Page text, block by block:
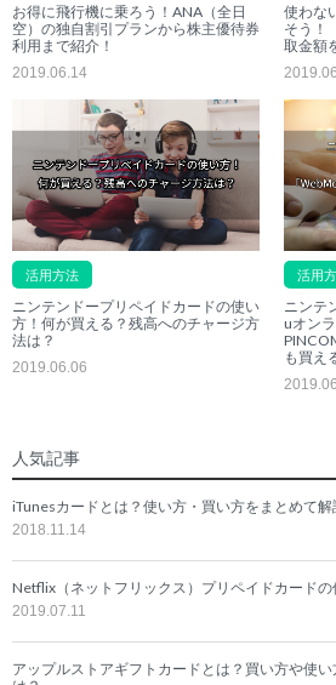
お得に飛行機に乗ろう！ANA（全日
空）の独自割引プランから株主優待券
利用まで紹介！
2019.06.14
使わな
そう！
取金額
活用方法
ニンテンドープリペイドカードの使い
方！何が買える？残高へのチャージ方
法は？
2019.06.06
活用
ニンテ
uオン
も買え
人気記事
iTunesカードとは？使い方・買い方をまとめて解
2018.11.14
Netflix（ネットフリックス）プリペイドカードの
2019.07.11
アップルストアギフトカードとは？買い方や使